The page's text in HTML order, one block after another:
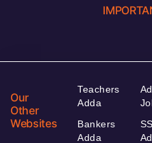
Our
Other
Websites
Teachers
Adda
Bankers
Adda